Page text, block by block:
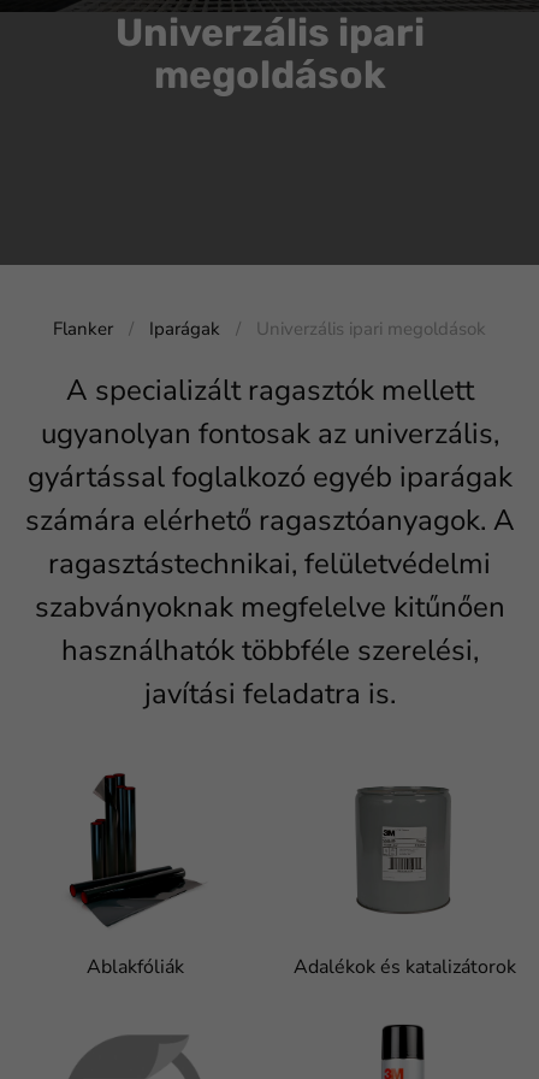
Univerzális ipari
megoldások
Flanker Iparágak Univerzális ipari megoldások
A specializált ragasztók mellett
ugyanolyan fontosak az univerzális,
gyártással foglalkozó egyéb iparágak
számára elérhető ragasztóanyagok. A
ragasztástechnikai, felületvédelmi
szabványoknak megfelelve kitűnően
használhatók többféle szerelési,
javítási feladatra is.
Ablakfóliák Adalékok és katalizátorok